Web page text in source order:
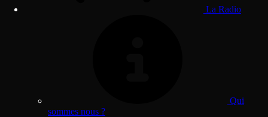
La Radio
Qui
sommes nous ?